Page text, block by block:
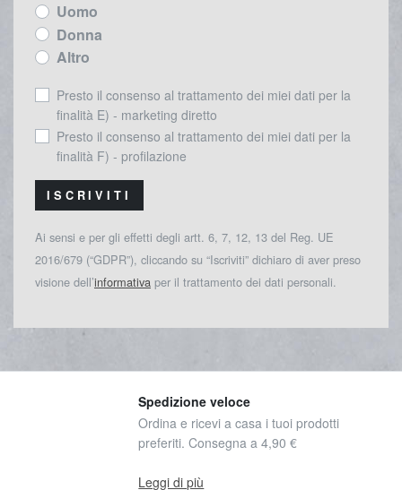
Uomo
Donna
Altro
Presto il consenso al trattamento dei miei dati per la
finalità E) - marketing diretto
Presto il consenso al trattamento dei miei dati per la
finalità F) - profilazione
ISCRIVITI
Ai sensi e per gli effetti degli artt. 6, 7, 12, 13 del Reg. UE
2016/679 (“GDPR”), cliccando su “Iscriviti” dichiaro di aver preso
visione dell’informativa per il trattamento dei dati personali.
Spedizione veloce
Ordina e ricevi a casa i tuoi prodotti
preferiti. Consegna a 4,90 €
Leggi di più